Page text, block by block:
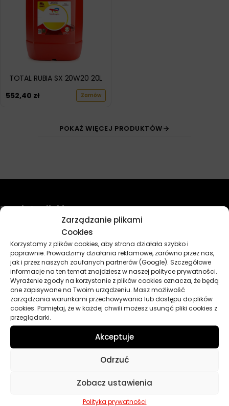
Zarządzanie plikami
Cookies
Korzystamy z plików cookies, aby strona działała szybko i
poprawnie. Prowadzimy działania reklamowe, zarówno przez nas,
jak i przez naszych zaufanych partnerów (Google). Szczegółowe
informacje na ten temat znajdziesz w naszej polityce prywatności.
Wyrażenie zgody na korzystanie z plików cookies oznacza, że będą
one zapisywane na Twoim urządzeniu. Masz możliwość
zarządzania warunkami przechowywania lub dostępu do plików
cookies. Pamiętaj, że w każdej chwili możesz usunąć pliki cookies z
przeglądarki.
Akceptuje
Odrzuć
Zobacz ustawienia
Polityka prywatności
TOTAL RUBIA SX 20W20 20L
552,40 zł Zamów
POKAŻ WIĘCEJ PRODUKTÓW
Przydatne linki
Chemia
Kosmetyki
Akcesoria
Żarówki
Zapachy
Poradniki
Dobierz olej
Dobierz filtr